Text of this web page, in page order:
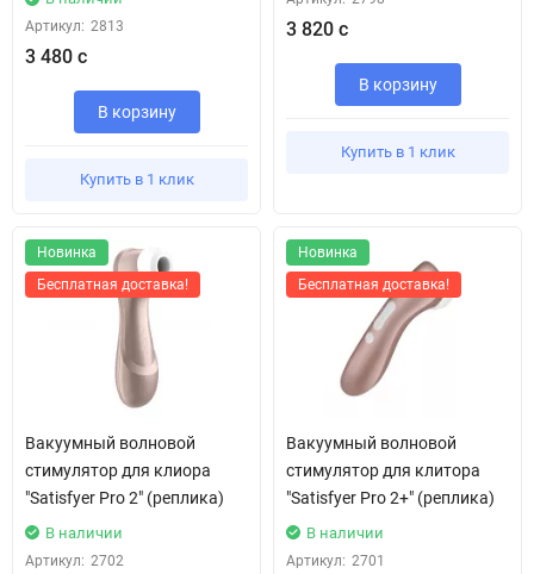
Артикул: 2813
3 480 с
В корзину
Купить в 1 клик
3 820 с
В корзину
Купить в 1 клик
Новинка
Бесплатная доставка!
Вакуумный волновой
стимулятор для клиора
"Satisfyer Pro 2" (реплика)
В наличии
Артикул: 2702
Новинка
Бесплатная доставка!
Вакуумный волновой
стимулятор для клитора
"Satisfyer Pro 2+" (реплика)
В наличии
Артикул: 2701